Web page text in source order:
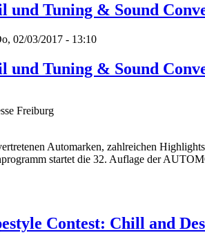
und Tuning & Sound
02/03/2017 - 13:10
und Tuning & Sound
Freiburg
Automarken, zahlreichen
startet die 32. Auflage der
Contest: Chill and